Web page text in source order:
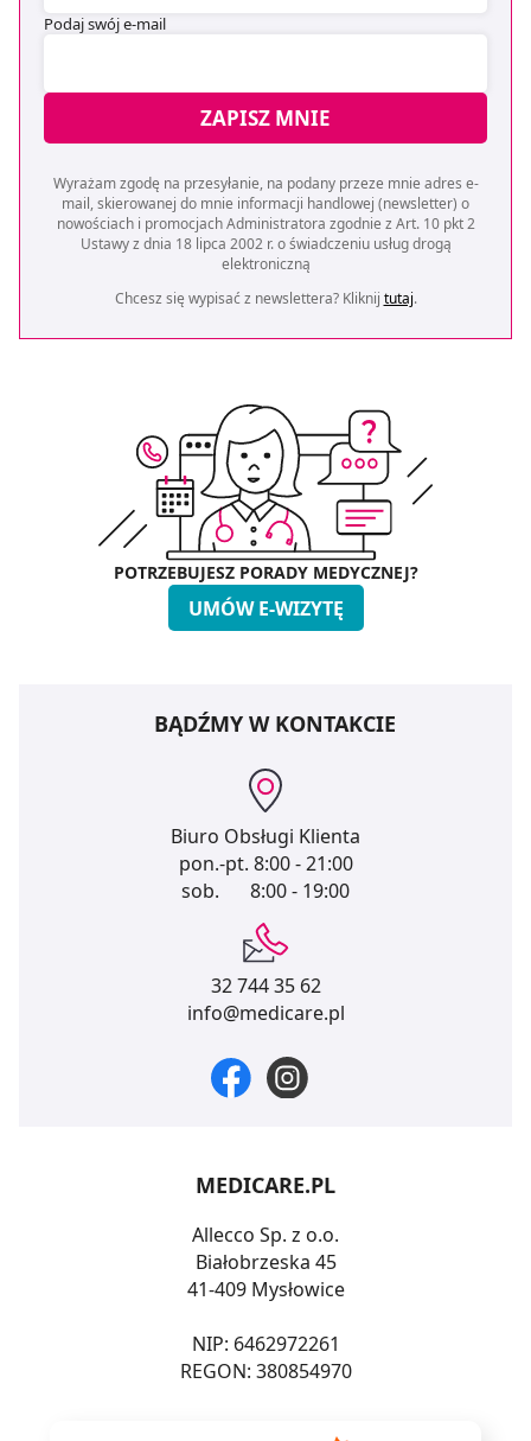
Podaj swój e-mail
ZAPISZ MNIE
Wyrażam zgodę na przesyłanie, na podany przeze mnie adres e-
mail, skierowanej do mnie informacji handlowej (newsletter) o
nowościach i promocjach Administratora zgodnie z Art. 10 pkt 2
Ustawy z dnia 18 lipca 2002 r. o świadczeniu usług drogą
elektroniczną
Chcesz się wypisać z newslettera? Kliknij tutaj.
POTRZEBUJESZ PORADY MEDYCZNEJ?
UMÓW E-WIZYTĘ
BĄDŹMY W KONTAKCIE
Biuro Obsługi Klienta
pon.-pt. 8:00 - 21:00
sob.
8:00 - 19:00
32 744 35 62
info@medicare.pl
MEDICARE.PL
Allecco Sp. z o.o.
Białobrzeska 45
41-409 Mysłowice
NIP: 6462972261
REGON: 380854970